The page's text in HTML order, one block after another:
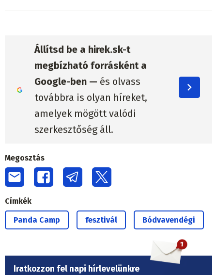
Állítsd be a hirek.sk-t
megbízható forrásként a
Google-ben — és olvass
továbbra is olyan híreket,
amelyek mögött valódi
szerkesztőség áll.
Megosztás
Címkék
Panda Camp fesztivál Bódvavendégi
Iratkozzon fel napi hírlevelünkre